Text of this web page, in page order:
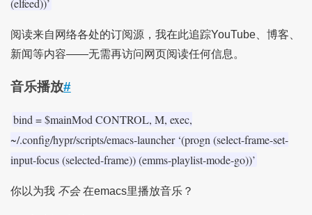
(elfeed))’
阅读来自网络各处的订阅源，我在此追踪YouTube、博客、
新闻等内容——无需再访问网页阅读任何信息。
音乐播放#
bind = $mainMod CONTROL, M, exec,
~/.config/hypr/scripts/emacs-launcher ‘(progn (select-frame-set-
input-focus (selected-frame)) (emms-playlist-mode-go))’
你以为我 不会在emacs里播放音乐？